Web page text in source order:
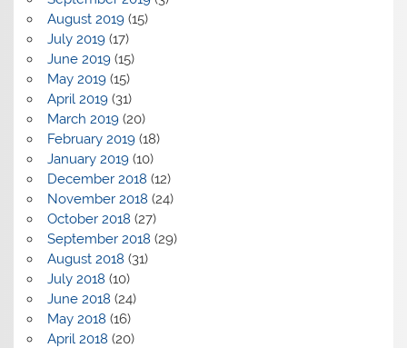
August 2019(15)
July 2019(17)
June 2019(15)
May 2019(15)
April 2019(31)
March 2019(20)
February 2019(18)
January 2019(10)
December 2018 (12)
November 2018 (24)
October 2018 (27)
September 2018 (29)
August 2018 (31)
July 2018 (10)
June 2018 (24)
May 2018 (16)
April 2018 (20)